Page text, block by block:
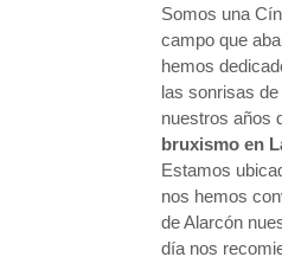
Somos una
campo que
hemos
las sonrisas
nuestros años
bruxismo en
Estamos
nos hemos
de Alarcón
día nos